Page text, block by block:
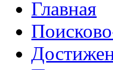
Главная